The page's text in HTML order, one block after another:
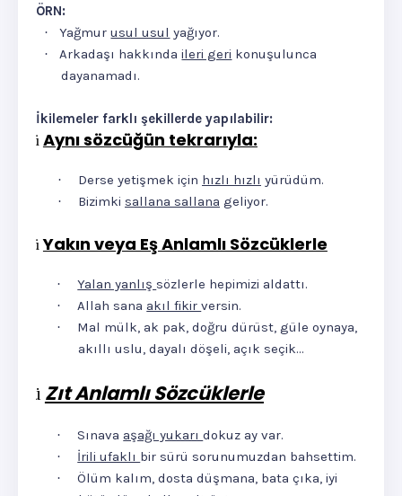
ÖRN:
· Yağmurusul usul yağıyor.
· Arkadaşı hakkındaileri geri konuşulunca
dayanamadı.
İkilemeler farklı şekillerde yapılabilir:
ü Aynı sözcüğün tekrarıyla:
· Derse yetişmek için hızlı hızlı yürüdüm.
· Bizimki sallana sallana geliyor.
ü Yakın veya Eş Anlamlı Sözcüklerle
· Yalan yanlış sözlerle hepimizi aldattı.
· Allah sana akıl fikirversin.
·
Mal mülk, ak pak, doğru dürüst, güle oynaya,
akıllı uslu, dayalı döşeli, açık seçik…
ü Zıt Anlamlı Sözcüklerle
· Sınava aşağı yukarıdokuz ay var.
· İrili ufaklı bir sürü sorunumuzdan bahsettim.
·
Ölüm kalım, dosta düşmana, bata çıka, iyi